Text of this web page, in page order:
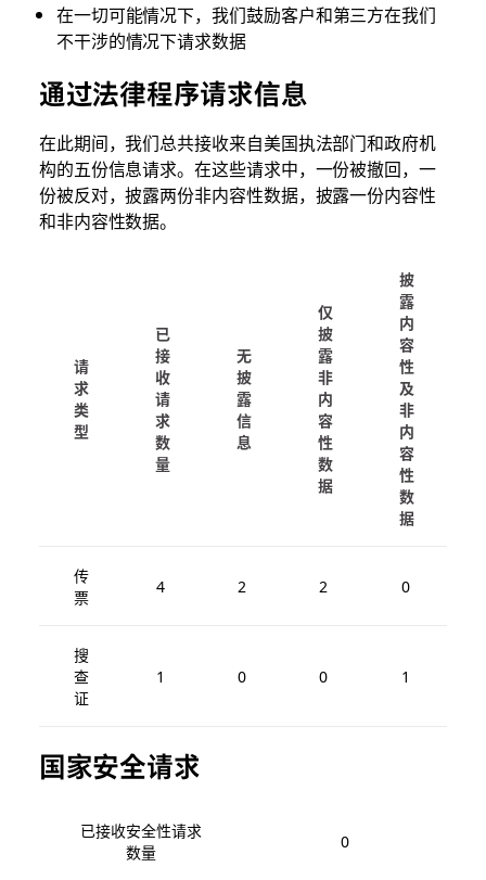
在一切可能情况下，我们鼓励客户和第三方在我们
不干涉的情况下请求数据
通过法律程序请求信息
在此期间，我们总共接收来自美国执法部门和政府机
构的五份信息请求。在这些请求中，一份被撤回，一
份被反对，披露两份非内容性数据，披露一份内容性
和非内容性数据。
请
求
类
型
已
接
收
请
求
数
量
无
披
露
信
息
仅
披
露
非
内
容
性
数
据
披
露
内
容
性
及
非
内
容
性
数
据
传
票
4 2 2 0
搜
查
证
1 0 0 1
国家安全请求
已接收安全性请求
数量
0